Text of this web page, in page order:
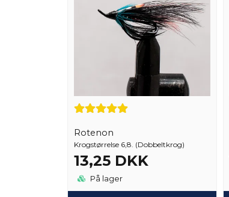
Rotenon
Krogstørrelse 6,8. (Dobbeltkrog)
13,25 DKK
På lager